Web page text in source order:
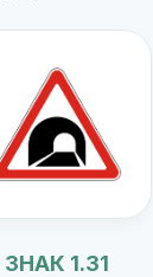
ЗНАК 1.31